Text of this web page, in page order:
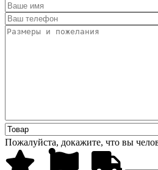
Пожалуйста, докажите, что вы